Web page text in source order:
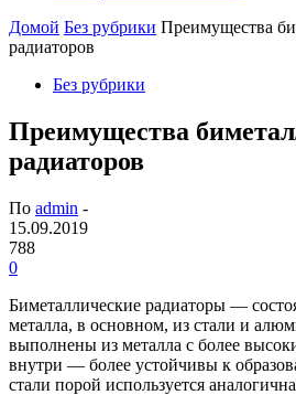
Домой Без рубрики Преимущества
радиаторов
Без рубрики
Преимущества
радиаторов
По admin -
15.09.2019
788
0
Биметаллические радиаторы —
металла, в основном, из стали и
выполнены из металла с более
внутри — более устойчивы к
стали порой используется